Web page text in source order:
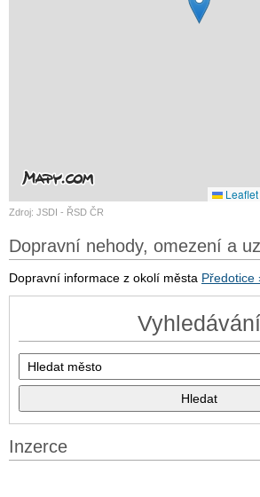
Leaflet
Zdroj: JSDI - ŘSD ČR
Dopravní nehody, omezení a
Dopravní informace z okolí města Předotice
Vyhledávání
Inzerce